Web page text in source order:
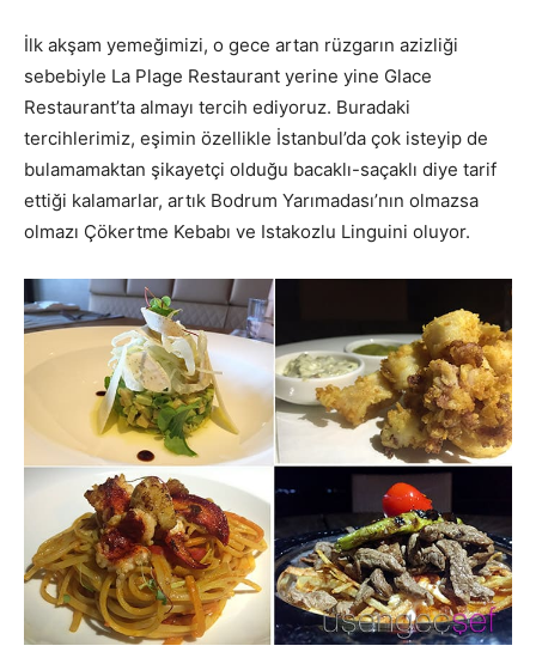
İlk akşam yemeğimizi, o gece artan rüzgarın azizliği
sebebiyle La Plage Restaurant yerine yine Glace
Restaurant’ta almayı tercih ediyoruz. Buradaki
tercihlerimiz, eşimin özellikle İstanbul’da çok isteyip de
bulamamaktan şikayetçi olduğu bacaklı-saçaklı diye tarif
ettiği kalamarlar, artık Bodrum Yarımadası’nın olmazsa
olmazı Çökertme Kebabı ve Istakozlu Linguini oluyor.